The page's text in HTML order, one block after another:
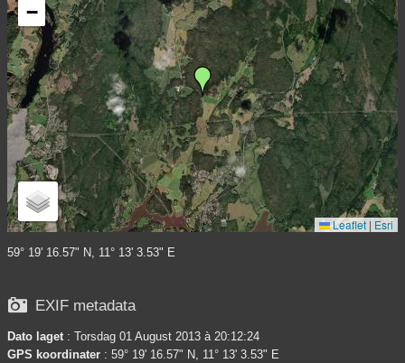
−
Leaflet | Esri
59° 19' 16.57" N, 11° 13' 3.53" E
 EXIF metadata
Dato laget: Torsdag 01 August 2013 à 20:12:24
GPS koordinater : 59° 19' 16.57" N, 11° 13' 3.53" E